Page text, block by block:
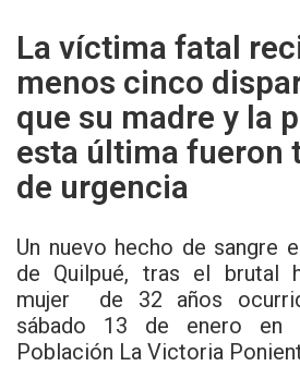
ce
b
o
o
k
tt
er
at
s
A
p
p
La víctima fatal
menos cinco
que su madre y la
esta última fueron
de urgencia
Un nuevo hecho de sangre
de Quilpué, tras el brutal
mujer de 32 años
sábado 13 de enero
Población La Victoria